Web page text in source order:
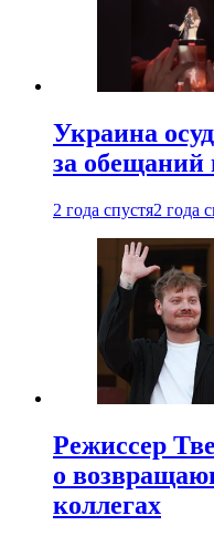
Украина
за обещаний
2 года спустя2 года
Режиссер
о
коллегах